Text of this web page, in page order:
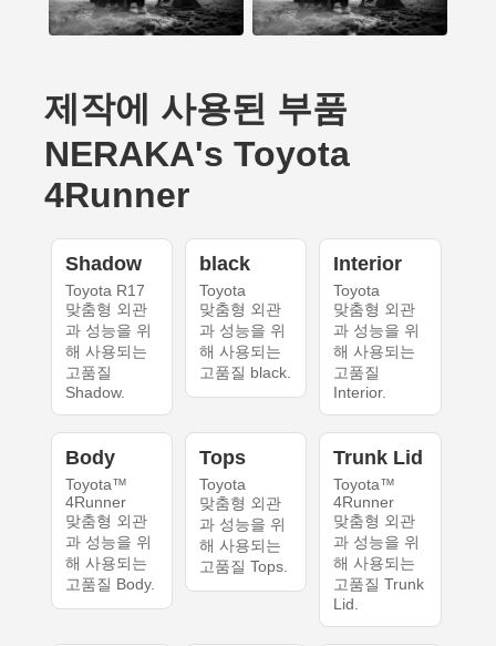
제작에 사용된 부품
NERAKA's Toyota
4Runner
Shadow
Toyota R17
맞춤형 외관
과 성능을 위
해 사용되는
고품질
Shadow.
black
Toyota
맞춤형 외관
과 성능을 위
해 사용되는
고품질 black.
Interior
Toyota
맞춤형 외관
과 성능을 위
해 사용되는
고품질
Interior.
Body
Toyota™
4Runner
맞춤형 외관
과 성능을 위
해 사용되는
고품질 Body.
Tops
Toyota
맞춤형 외관
과 성능을 위
해 사용되는
고품질 Tops.
Trunk Lid
Toyota™
4Runner
맞춤형 외관
과 성능을 위
해 사용되는
고품질 Trunk
Lid.